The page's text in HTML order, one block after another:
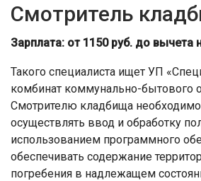
Смотритель
Зарплата: от 1150 руб. до вычета
Такого специалиста ищет УП
комбинат коммунально-бытового
Смотрителю кладбища
осуществлять ввод и обработку
использованием программного
обеспечивать содержание
погребения в надлежащем